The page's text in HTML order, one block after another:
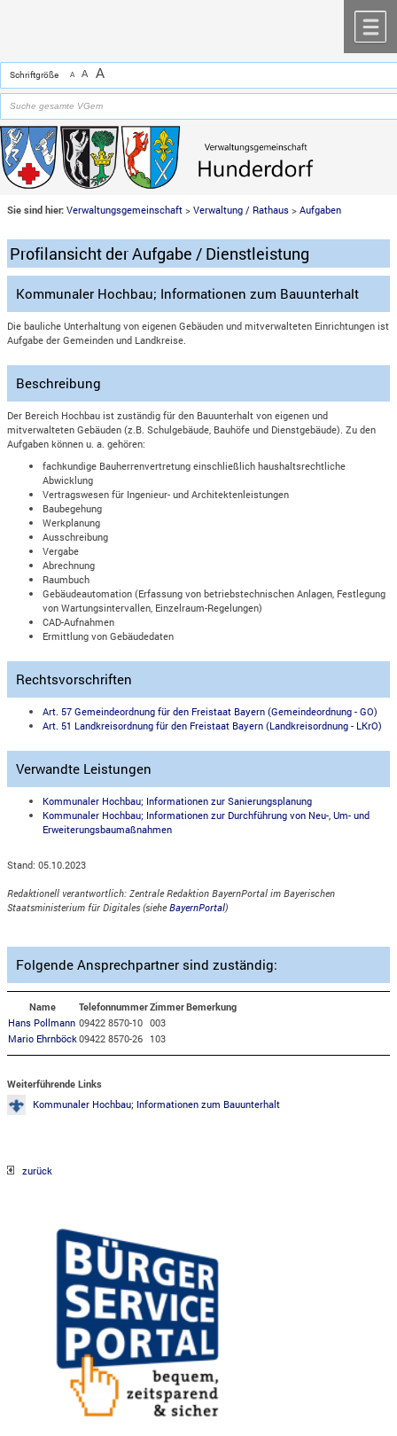
Schriftgröße A A A
Sie sind hier: Verwaltungsgemeinschaft >Verwaltung / Rathaus >Aufgaben
Profilansicht der Aufgabe / Dienstleistung
Kommunaler Hochbau; Informationen zum Bauunterhalt
Die bauliche Unterhaltung von eigenen Gebäuden und mitverwalteten Einrichtungen ist
Aufgabe der Gemeinden und Landkreise.
Beschreibung
Der Bereich Hochbau ist zuständig für den Bauunterhalt von eigenen und
mitverwalteten Gebäuden (z.B. Schulgebäude, Bauhöfe und Dienstgebäude). Zu den
Aufgaben können u. a. gehören:
fachkundige Bauherrenvertretung einschließlich haushaltsrechtliche
Abwicklung
Vertragswesen für Ingenieur- und Architektenleistungen
Baubegehung
Werkplanung
Ausschreibung
Vergabe
Abrechnung
Raumbuch
Gebäudeautomation (Erfassung von betriebstechnischen Anlagen, Festlegung
von Wartungsintervallen, Einzelraum-Regelungen)
CAD-Aufnahmen
Ermittlung von Gebäudedaten
Rechtsvorschriften
Art. 57 Gemeindeordnung für den Freistaat Bayern (Gemeindeordnung - GO)
Art. 51 Landkreisordnung für den Freistaat Bayern (Landkreisordnung - LKrO)
Verwandte Leistungen
Kommunaler Hochbau; Informationen zur Sanierungsplanung
Kommunaler Hochbau; Informationen zur Durchführung von Neu-, Um- und
Erweiterungsbaumaßnahmen
Stand: 05.10.2023
Redaktionell verantwortlich: Zentrale Redaktion BayernPortal im Bayerischen
Staatsministerium für Digitales (sieheBayernPortal)
Folgende Ansprechpartner sind zuständig:
Name TelefonnummerZimmerBemerkung
Hans Pollmann 09422 8570-10 003
Mario Ehrnböck09422 8570-26 103
Weiterführende Links
Kommunaler Hochbau; Informationen zum Bauunterhalt
zurück